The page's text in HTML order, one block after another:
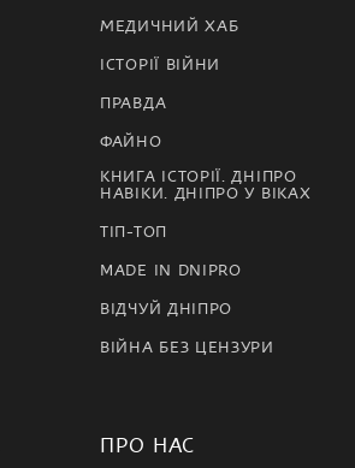
МЕДИЧНИЙ ХАБ
ІСТОРІЇ ВІЙНИ
ПРАВДА
ФАЙНО
КНИГА ІСТОРІЇ. ДНІПРО
НАВІКИ. ДНІПРО У ВІКАХ
ТІП-ТОП
MADE IN DNIPRO
ВІДЧУЙ ДНІПРО
ВІЙНА БЕЗ ЦЕНЗУРИ
ПРО НАС